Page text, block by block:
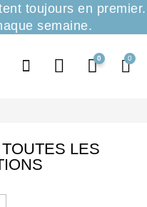
toujours en premier.
semaine.
0
LES